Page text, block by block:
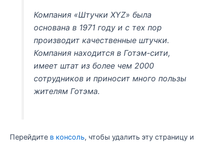
Компания «Штучки XYZ» была
основана в 1971 году и с тех пор
производит качественные штучки.
Компания находится в Готэм-сити,
имеет штат из более чем 2000
сотрудников и приносит много пользы
жителям Готэма.
Перейдите в консоль, чтобы удалить эту страницу и